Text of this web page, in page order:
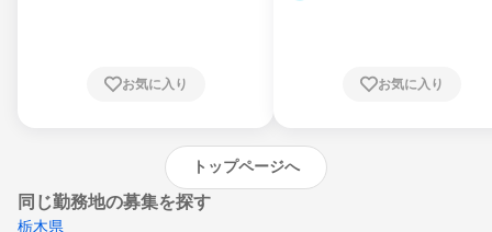
崎県、熊本県、大分県、宮崎県、鹿児島県、
お気に入り お気に入り
トップページへ
同じ勤務地の募集を探す
栃木県